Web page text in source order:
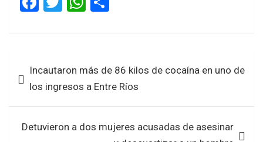
ce
o
o
k
tt at
A
p
p
ar
de
entradas
Incautaron más de 86 kilos de cocaína en uno de
los ingresos a Entre Ríos
Detuvieron a dos mujeres acusadas de asesinar